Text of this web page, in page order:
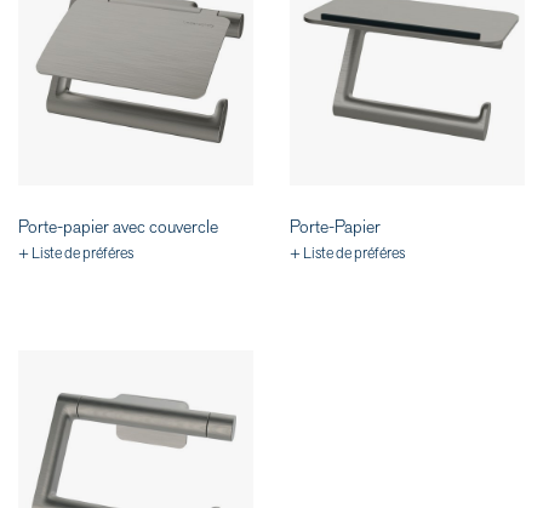
Porte-papier avec couvercle
+ Liste de préféres
Porte-Papier
+ Liste de préféres